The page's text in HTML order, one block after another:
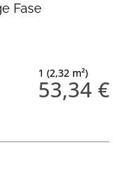
Fase
1 (2,32 m²)
53,34 €